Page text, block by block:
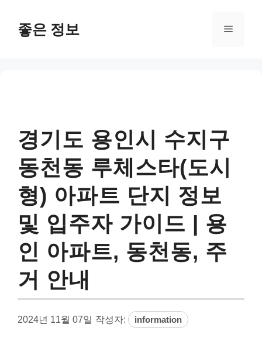
좋은 정보 메
경기도 용인시 수지구
동천동 루체스타(도시
형) 아파트 단지 정보
및 입주자 가이드 | 용
인 아파트, 동천동, 주
거 안내
2024년 11월 07일 작성자: information